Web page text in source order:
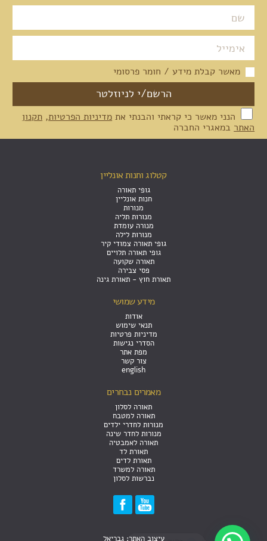
מאשר קבלת מידע / חומר פרסומי
הנני מאשר כי קראתי והבנתי את מדיניות הפרטיות, תקנון
האתר במאגרי החברה
קטלוג וחנות אונליין
גופי תאורה
חנות אונליין
מנורות
מנורות תליה
מנורה עומדת
מנורות לילה
גופי תאורה צמודי קיר
גופי תאורה תלויים
תאורה שקועה
פסי צבירה
תאורת חוץ - תאורת גינה
מידע שמושי
אודות
תנאי שימוש
מדיניות פרטיות
הסדרי נגישות
מפת אתר
צור קשר
english
מאמרים נבחרים
תאורה לסלון
תאורה למטבח
מנורות לחדרי ילדים
מנורות לחדר שינה
תאורה לאמבטיה
תאורת לד
תאורת לדים
תאורה למשרד
נברשות לסלון
עיצוב האתר: גבריאל